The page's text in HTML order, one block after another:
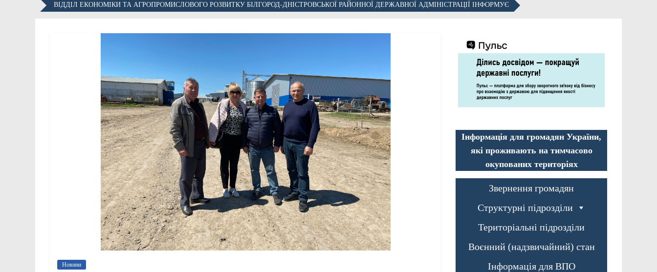
ВІДДІЛ ЕКОНОМІКИ ТА АГРОПРОМИСЛОВОГО РОЗВИТКУ БІЛГОРОД-ДНІСТРОВСЬКОЇ РАЙОННОЇ ДЕРЖАВНОЇ АДМІНІСТРАЦІЇ ІНФОРМУЄ
Новини
Інформація для громадян України,
які проживають на тимчасово
окупованих територіях
Звернення громадян
Структурні підрозділи
Територіальні підрозділи
Воєнний (надзвичайний) стан
Інформація для ВПО